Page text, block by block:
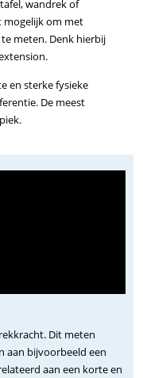
wandrek of
mogelijk om met
meten. Denk hierbij
en sterke fysieke
De meest
Dit meten
aan bijvoorbeeld een
aan een korte en